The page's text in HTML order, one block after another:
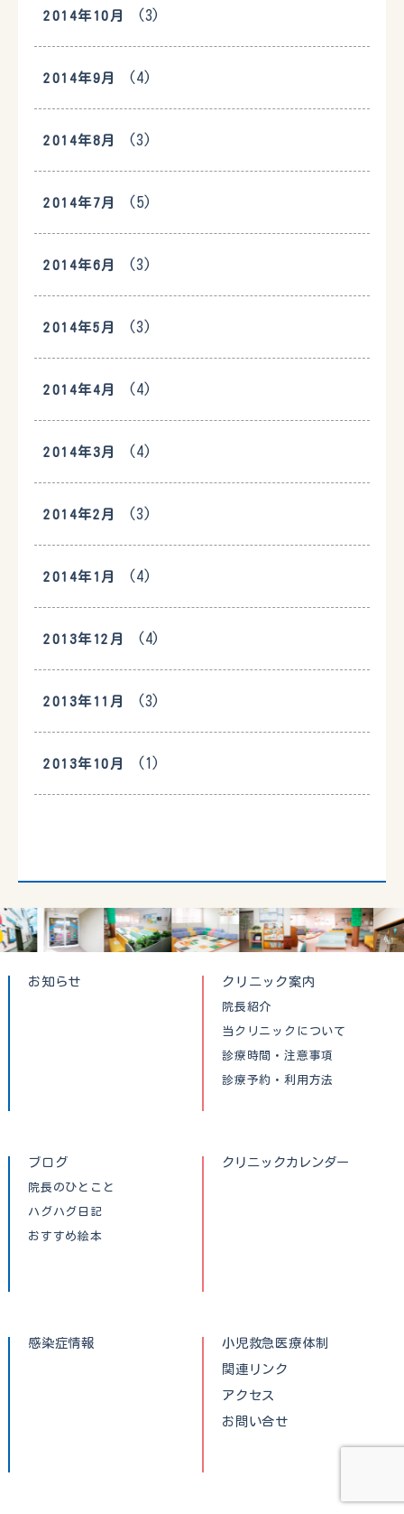
2014年10月 (3)
2014年9月 (4)
2014年8月 (3)
2014年7月 (5)
2014年6月 (3)
2014年5月 (3)
2014年4月 (4)
2014年3月 (4)
2014年2月 (3)
2014年1月 (4)
2013年12月 (4)
2013年11月 (3)
2013年10月 (1)
お知らせ クリニック案内
院長紹介
当クリニックについて
診療時間・注意事項
診療予約・利用方法
ブログ
院長のひとこと
ハグハグ日記
おすすめ絵本
クリニックカレンダー
感染症情報
小児救急医療体制
関連リンク
アクセス
お問い合せ